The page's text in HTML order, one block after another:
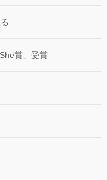
賞」受賞